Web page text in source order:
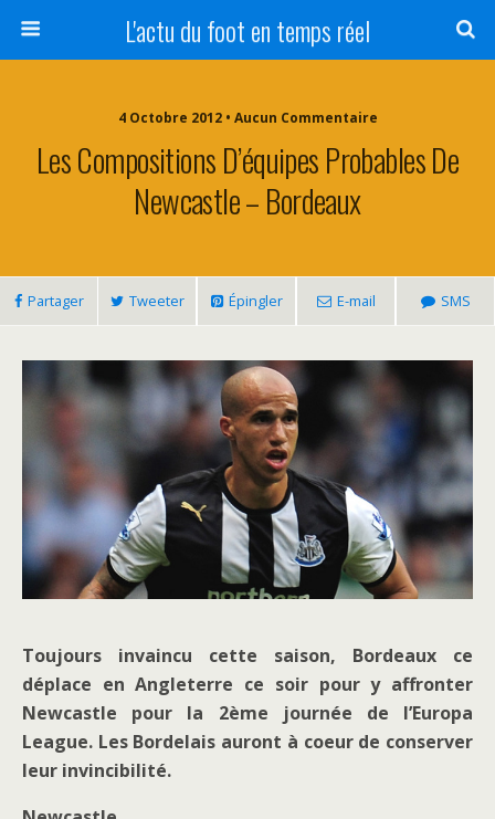
L'actu du foot en temps réel
4 Octobre 2012 • Aucun Commentaire
Les Compositions D’équipes Probables De
Newcastle – Bordeaux
Partager Tweeter Épingler E-mail SMS
Toujours invaincu cette saison, Bordeaux ce
déplace en Angleterre ce soir pour y affronter
Newcastle pour la 2ème journée de l’Europa
League. Les Bordelais auront à coeur de conserver
leur invincibilité.